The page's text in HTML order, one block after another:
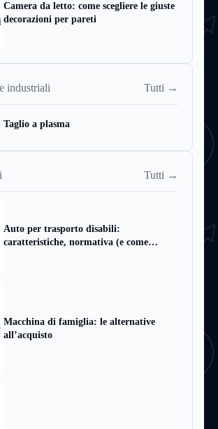
Camera da letto: come scegliere le giuste
decorazioni per pareti
industriali Tutti →
Taglio a plasma
Tutti →
Auto per trasporto disabili:
caratteristiche, normativa (e come
Macchina di famiglia: le alternative
all’acquisto